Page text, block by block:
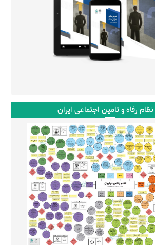
رفاه و تامین اجتماعی ایران